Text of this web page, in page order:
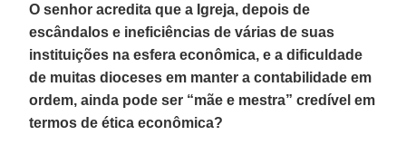
O senhor acredita que a Igreja, depois de
escândalos e ineficiências de várias de suas
instituições na esfera econômica, e a dificuldade
de muitas dioceses em manter a contabilidade em
ordem, ainda pode ser “mãe e mestra” credível em
termos de ética econômica?